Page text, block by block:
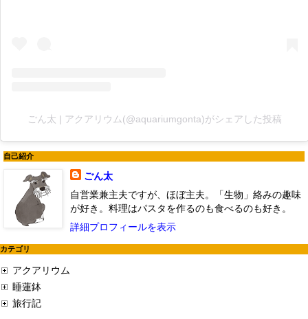
ごん太 | アクアリウム(@aquariumgonta)がシェアした投稿
自己紹介
ごん太
自営業兼主夫ですが、ほぼ主夫。「生物」絡みの趣味
が好き。料理はパスタを作るのも食べるのも好き。
詳細プロフィールを表示
カテゴリ
アクアリウム
睡蓮鉢
旅行記